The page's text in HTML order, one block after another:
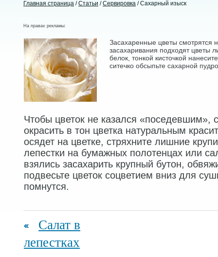
Главная страница /Статьи /Сервировка / Сахарный изыск
На правах рекламы:
Засахаренные цветы смотрятся
засахаривания подходят цветы
белок, тонкой кисточкой
ситечко обсыпьте сахарной
Чтобы цветок не казался «поседевшим»,
окрасить в тон цветка натуральным
осядет на цветке, стряхните лишние
лепестки на бумажных полотенцах или
взялись засахарить крупный бутон,
подвесьте цветок соцветием вниз для
помнутся.
Салат в
лепестках